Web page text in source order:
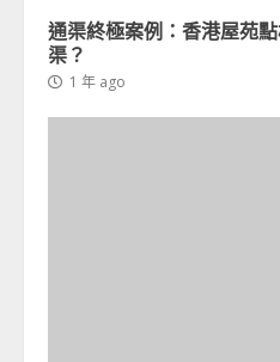
通渠終極案例：香港屋苑
渠？
1 年 ago